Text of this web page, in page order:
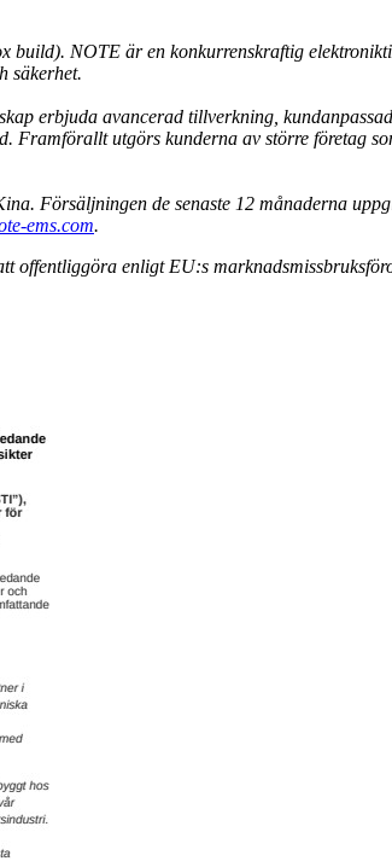
NOTE är en konkurrenskraftig
säkerhet.
erbjuda avancerad tillverkning,
Framförallt utgörs kunderna av större företag
Försäljningen de senaste 12 månaderna
ems.com.
enligt EU:s